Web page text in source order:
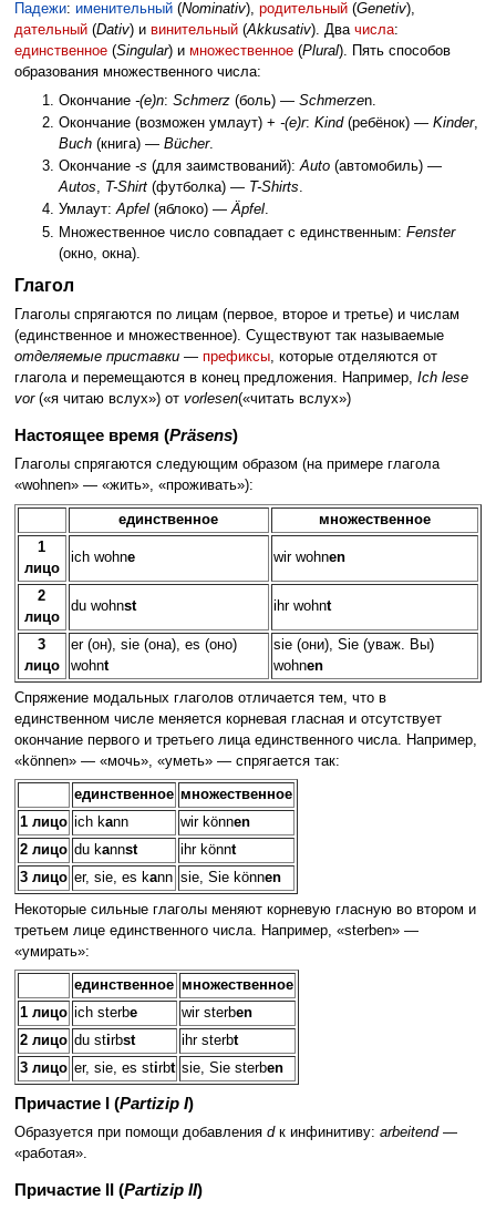
Падежи: именительный(Nominativ), родительный(Genetiv),
дательный(Dativ) и винительный(Akkusativ). Два числа:
единственное(Singular) и множественное(Plural). Пять способов
образования множественного числа:
Окончание-(e)n:Schmerz (боль) —Schmerzen.
Окончание (возможен умлаут) +-(e)r:Kind(ребёнок) —Kinder,
Buch (книга) —Bücher.
Окончание-s (для заимствований):Auto (автомобиль) —
Autos, T-Shirt (футболка) — T-Shirts.
Умлаут:Apfel (яблоко) —Äpfel.
Множественное число совпадает с единственным:Fenster
(окно, окна).
Глагол
Глаголы спрягаются по лицам (первое, второе и третье) и числам
(единственное и множественное). Существуют так называемые
отделяемые приставки— префиксы, которые отделяются от
глагола и перемещаются в конец предложения. Например, Ich lese
vor(«я читаю вслух») от vorlesen(«читать вслух»)
Настоящее время (Präsens)
Глаголы спрягаются следующим образом (на примере глагола
«wohnen» — «жить», «проживать»):
единственное
множественное
1
лицо
ich wohne wir wohnen
2
лицо
du wohnst ihr wohnt
3
лицо
er (он), sie (она), es (оно)
wohnt
sie (они), Sie (уваж. Вы)
wohnen
Спряжение модальных глаголов отличается тем, что в
единственном числе меняется корневая гласная и отсутствует
окончание первого и третьего лица единственного числа. Например,
«können» — «мочь», «уметь» — спрягается так:
единственное множественное
1 лицо ich kann wir können
2 лицо du kannst ihr könnt
3 лицо er, sie, es kann sie, Sie können
Некоторые сильные глаголы меняют корневую гласную во втором и
третьем лице единственного числа. Например, «sterben» —
«умирать»:
единственное множественное
1 лицо ich sterbe wir sterben
2 лицо du stirbst ihr sterbt
3 лицо er, sie, es stirbt sie, Sie sterben
Причастие I (Partizip I)
Образуется при помощи добавления dк инфинитиву: arbeitend—
«работая».
Причастие II (Partizip II)